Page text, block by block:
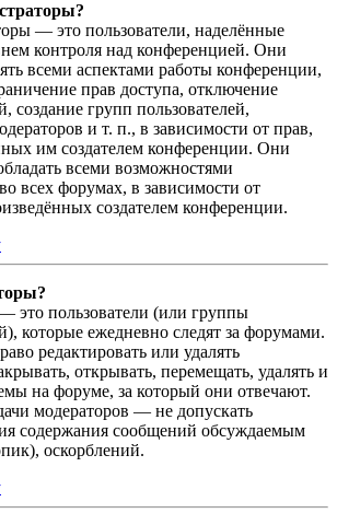
— это пользователи, наделённые
контроля над конференцией. Они
всеми аспектами работы конференции,
прав доступа, отключение
создание групп пользователей,
и т. п., в зависимости от прав,
им создателем конференции. Они
всеми возможностями
всех форумах, в зависимости от
создателем конференции.
это пользователи (или группы
которые ежедневно следят за форумами.
редактировать или удалять
открывать, перемещать, удалять и
на форуме, за который они отвечают.
модераторов — не допускать
содержания сообщений обсуждаемым
оскорблений.